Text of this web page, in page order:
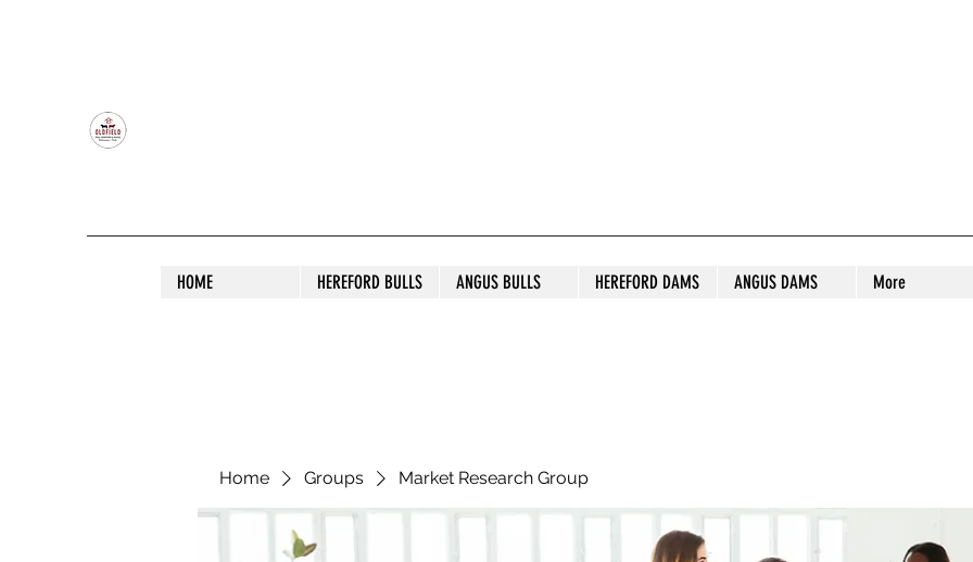
HOME HEREFORD BULLS ANGUS BULLS HEREFORD DAMS ANGUS DAMS More
Home Groups Market Research Group